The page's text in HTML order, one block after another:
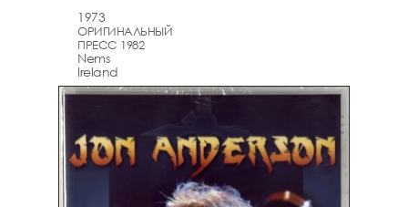
1973
ОРИГИНАЛЬНЫЙ
ПРЕСС 1982
Nems
Ireland